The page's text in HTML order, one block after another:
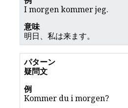
I morgen kommer jeg.
明日、私は来ます。
疑問文
Kommer du i morgen?